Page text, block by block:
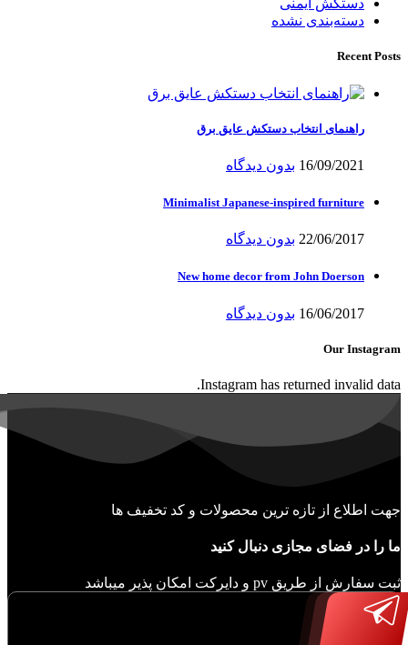
دستکش ایمنی
دسته‌بندی نشده
Recent Posts
راهنمای انتخاب دستکش عایق برق
16/09/2021 بدون دیدگاه
Minimalist Japanese-inspired furniture
22/06/2017 بدون دیدگاه
New home decor from John Doerson
16/06/2017 بدون دیدگاه
Our Instagram
Instagram has returned invalid data.
جهت اطلاع از تازه ترین محصولات و کد تخفیف ها
ما را در فضای مجازی دنبال کنید
ثبت سفارش از طریق pv و دایرکت امکان پذیر میباشد